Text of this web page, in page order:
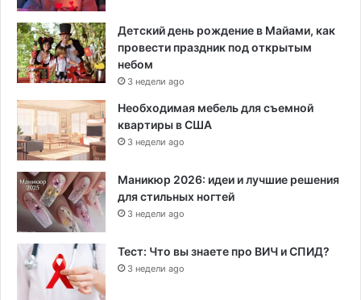
Детский день рождение в Майами, как
провести праздник под открытым
небом
3 недели ago
Необходимая мебель для съемной
квартиры в США
3 недели ago
Маникюр 2026: идеи и лучшие решения
для стильных ногтей
3 недели ago
Тест: Что вы знаете про ВИЧ и СПИД?
3 недели ago